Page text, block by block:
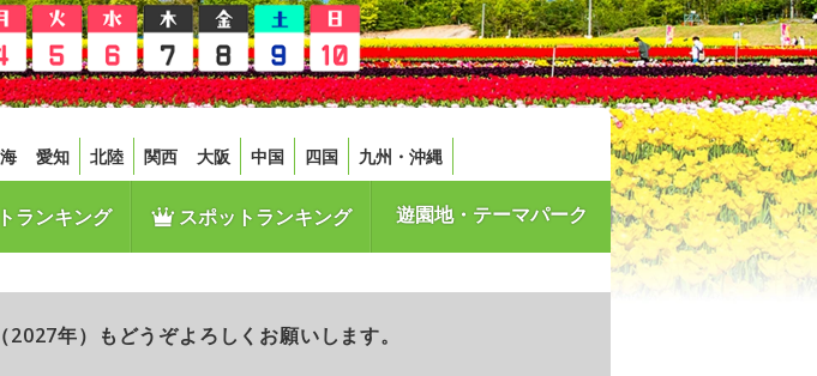
愛知 北陸 関西 大阪 中国 四国 九州・沖縄
ランキング スポットランキング 遊園地・テーマパーク
年）もどうぞよろしくお願いします。